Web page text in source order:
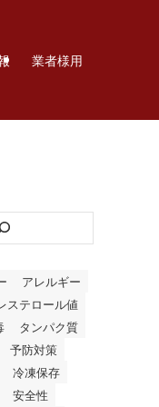
業者様用
アレルギー
ステロール値
タンパク質
予防対策
冷凍保存
安全性